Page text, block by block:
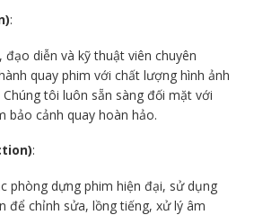
:
đạo diễn và kỹ thuật viên chuyên
quay phim với chất lượng hình ảnh
tôi luôn sẵn sàng đối mặt với
bảo cảnh quay hoàn hảo.
:
phòng dựng phim hiện đại, sử dụng
để chỉnh sửa, lồng tiếng, xử lý âm